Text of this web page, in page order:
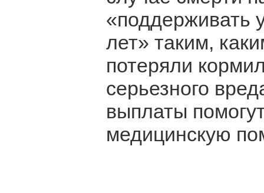
«поддерживать
лет» таким,
потеряли
серьезного
выплаты
медицинскую